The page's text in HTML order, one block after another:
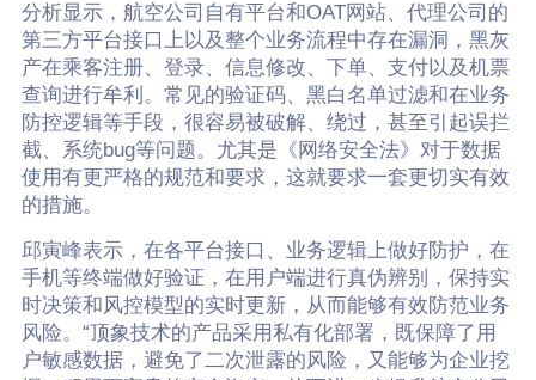
分析显示，航空公司自有平台和OAT网站、代理公司的
第三方平台接口上以及整个业务流程中存在漏洞，黑灰
产在乘客注册、登录、信息修改、下单、支付以及机票
查询进行牟利。常见的验证码、黑白名单过滤和在业务
防控逻辑等手段，很容易被破解、绕过，甚至引起误拦
截、系统bug等问题。尤其是《网络安全法》对于数据
使用有更严格的规范和要求，这就要求一套更切实有效
的措施。
邱寅峰表示，在各平台接口、业务逻辑上做好防护，在
手机等终端做好验证，在用户端进行真伪辨别，保持实
时决策和风控模型的实时更新，从而能够有效防范业务
风险。“顶象技术的产品采用私有化部署，既保障了用
户敏感数据，避免了二次泄露的风险，又能够为企业挖